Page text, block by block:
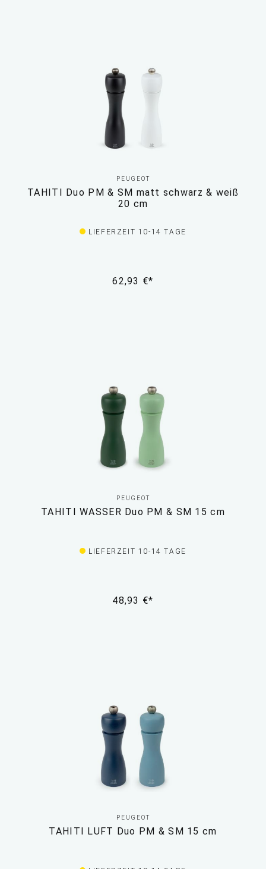
PEUGEOT
TAHITI Duo PM & SM matt schwarz & weiß
20 cm
LIEFERZEIT 10-14 TAGE
62,93 €*
PEUGEOT
TAHITI WASSER Duo PM & SM 15 cm
LIEFERZEIT 10-14 TAGE
48,93 €*
PEUGEOT
TAHITI LUFT Duo PM & SM 15 cm